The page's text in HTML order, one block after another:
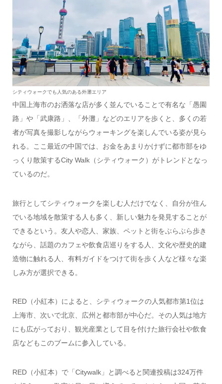
シティウォークでも人気のある外灘エリア
中国上海市のお洒落な店が多く並んでいることで有名な「愚園
路」や「武康路」、「外灘」などのエリアを歩くと、多くの若
者が写真を撮影しながらウォーキングを楽しんでいる姿が見ら
れる。ここ最近の中国では、お金をあまりかけずに都市部をゆ
っくり散策するCity Walk（シティウォーク）がトレンドとなっ
ているのだ。
旅行としてシティウォークを楽しむ人だけでなく、自分が住ん
でいる地域を散策する人も多く、新しい魅力を発見することが
できるという。友人や恋人、家族、ペットと街をぶらぶら歩き
ながら、話題のカフェや飲食店巡りをする人、文化や歴史的建
造物に触れる人、有料ガイドをつけて街を歩く人など様々な楽
しみ方が選択できる。
RED（小紅本）によると、シティウォークの人気都市第1位は
上海市、次いで北京、広州と都市部が中心だ。その人気は地方
にも広がっており、観光産業として目を付けた旅行会社や飲食
店などもこのブームに参入している。
RED（小紅本）で「Citywalk」と調べると関連投稿は324万件